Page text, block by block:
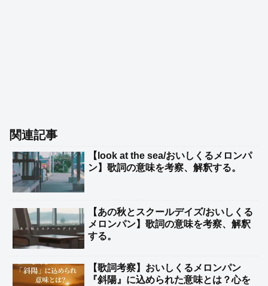
関連記事
【look at the sea/おいしくるメロンパ
ン】歌詞の意味を考察、解釈する。
【あの秋とスクールデイズ/おいしくる
メロンパン】歌詞の意味を考察、解釈
する。
【歌詞考察】おいしくるメロンパン
『斜陽』に込められた意味とは？心を